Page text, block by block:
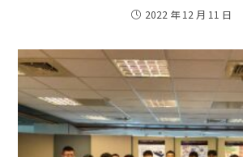
2022 年 12 月 11 日